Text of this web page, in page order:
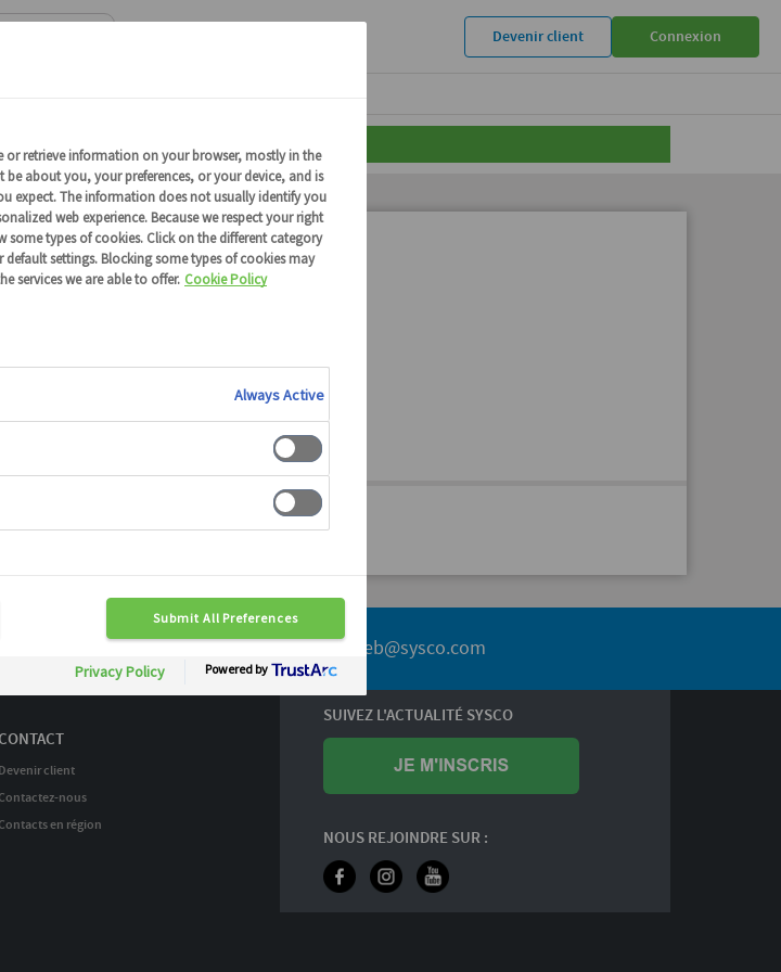
Devenir client Connexion
client pour obtenir plus de détails
consommables de restauration
aucun résultat trouvé pour"*"
mes achats
rapide 7J/7 04 72 20 23 23 service.web@sysco.com
Devenir client
nous
en région
SUIVEZ L'ACTUALITÉ SYSCO
NOUS REJOINDRE SUR :